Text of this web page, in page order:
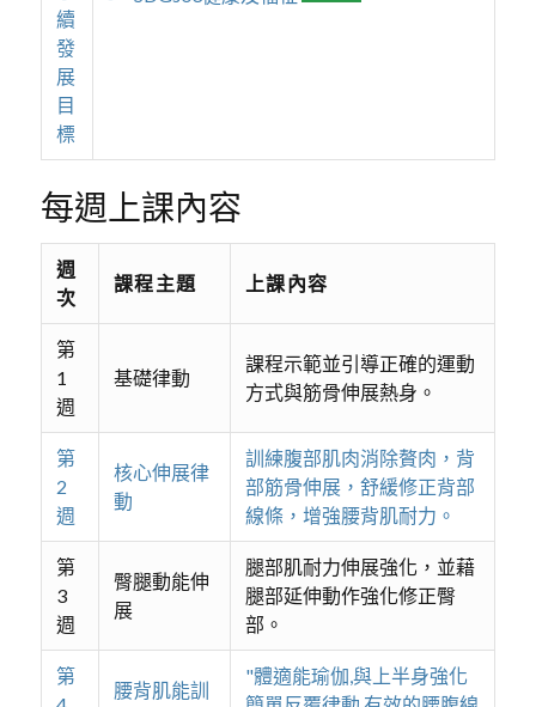
續
發
展
目
標
每週上課內容
週
次
課程主題 上課內容
第
1
週
基礎律動
課程示範並引導正確的運動
方式與筋骨伸展熱身。
第
2
週
核心伸展律
動
訓練腹部肌肉消除贅肉，背
部筋骨伸展，舒緩修正背部
線條，增強腰背肌耐力。
第
3
週
臀腿動能伸
展
腿部肌耐力伸展強化，並藉
腿部延伸動作強化修正臀
部。
第
腰背肌能訓
"體適能瑜伽,與上半身強化